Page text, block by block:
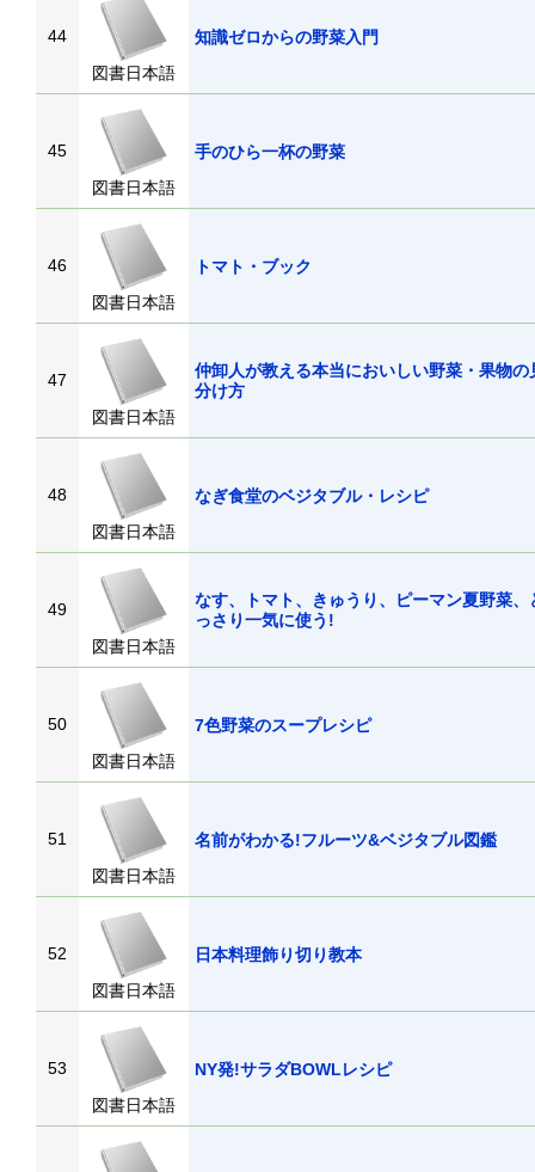
44
図書日本語
知識ゼロからの野菜入門
45
図書日本語
手のひら一杯の野菜
46
図書日本語
トマト・ブック
47
図書日本語
仲卸人が教える本当においしい野菜・果物の
分け方
48
図書日本語
なぎ食堂のベジタブル・レシピ
49
図書日本語
なす、トマト、きゅうり、ピーマン夏野菜、
っさり一気に使う!
50
図書日本語
7色野菜のスープレシピ
51
図書日本語
名前がわかる!フルーツ&ベジタブル図鑑
52
図書日本語
日本料理飾り切り教本
53
図書日本語
NY発!サラダBOWLレシピ